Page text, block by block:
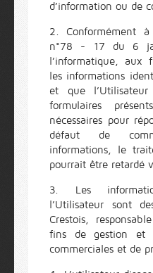
d’information ou de
2. Conformément
n°78 - 17 du 6
l’informatique, aux
les informations
et que
formulaires
nécessaires pour
défaut de
informations, le
pourrait être retardé
3. Les
l’Utilisateur sont
Crestois,
fins de gestion et
commerciales et de